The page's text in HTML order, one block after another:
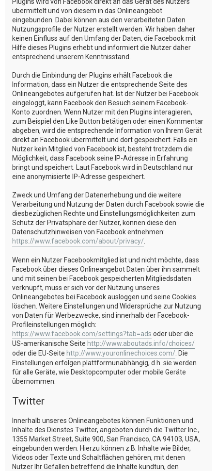
übermittelt und von diesem in das Onlineangebot
eingebunden. Dabei können aus den verarbeiteten Daten
Nutzungsprofile der Nutzer erstellt werden. Wir haben daher
keinen Einfluss auf den Umfang der Daten, die Facebook mit
Hilfe dieses Plugins erhebt und informiert die Nutzer daher
entsprechend unserem Kenntnisstand.
Durch die Einbindung der Plugins erhält Facebook die
Information, dass ein Nutzer die entsprechende Seite des
Onlineangebotes aufgerufen hat. Ist der Nutzer bei Facebook
eingeloggt, kann Facebook den Besuch seinem Facebook-
Konto zuordnen. Wenn Nutzer mit den Plugins interagieren,
zum Beispiel den Like Button betätigen oder einen Kommentar
abgeben, wird die entsprechende Information von Ihrem Gerät
direkt an Facebook übermittelt und dort gespeichert. Falls ein
Nutzer kein Mitglied von Facebook ist, besteht trotzdem die
Möglichkeit, dass Facebook seine IP-Adresse in Erfahrung
bringt und speichert. Laut Facebook wird in Deutschland nur
eine anonymisierte IP-Adresse gespeichert.
Zweck und Umfang der Datenerhebung und die weitere
Verarbeitung und Nutzung der Daten durch Facebook sowie die
diesbezüglichen Rechte und Einstellungsmöglichkeiten zum
Schutz der Privatsphäre der Nutzer, können diese den
Datenschutzhinweisen von Facebook entnehmen:
https://www.facebook.com/about/privacy/
Wenn ein Nutzer Facebookmitglied ist und nicht möchte, dass
Facebook über dieses Onlineangebot Daten über ihn sammelt
und mit seinen bei Facebook gespeicherten Mitgliedsdaten
verknüpft, muss er sich vor der Nutzung unseres
Onlineangebotes bei Facebook ausloggen und seine Cookies
löschen. Weitere Einstellungen und Widersprüche zur Nutzung
von Daten für Werbezwecke, sind innerhalb der Facebook-
Profileinstellungen möglich:
https://www.facebook.com/settings?tab=ads oder über die
US-amerikanische Seite http://www.aboutads.info/choices/
oder die EU-Seite http://www.youronlinechoices.com/ . Die
Einstellungen erfolgen plattformunabhängig, d.h. sie werden
für alle Geräte, wie Desktopcomputer oder mobile Geräte
übernommen.
Twitter
Innerhalb unseres Onlineangebotes können Funktionen und
Inhalte des Dienstes Twitter, angeboten durch die Twitter Inc.,
1355 Market Street, Suite 900, San Francisco, CA 94103, USA,
eingebunden werden. Hierzu können z.B. Inhalte wie Bilder,
Videos oder Texte und Schaltflächen gehören, mit denen
Nutzer Ihr Gefallen betreffend die Inhalte kundtun, den